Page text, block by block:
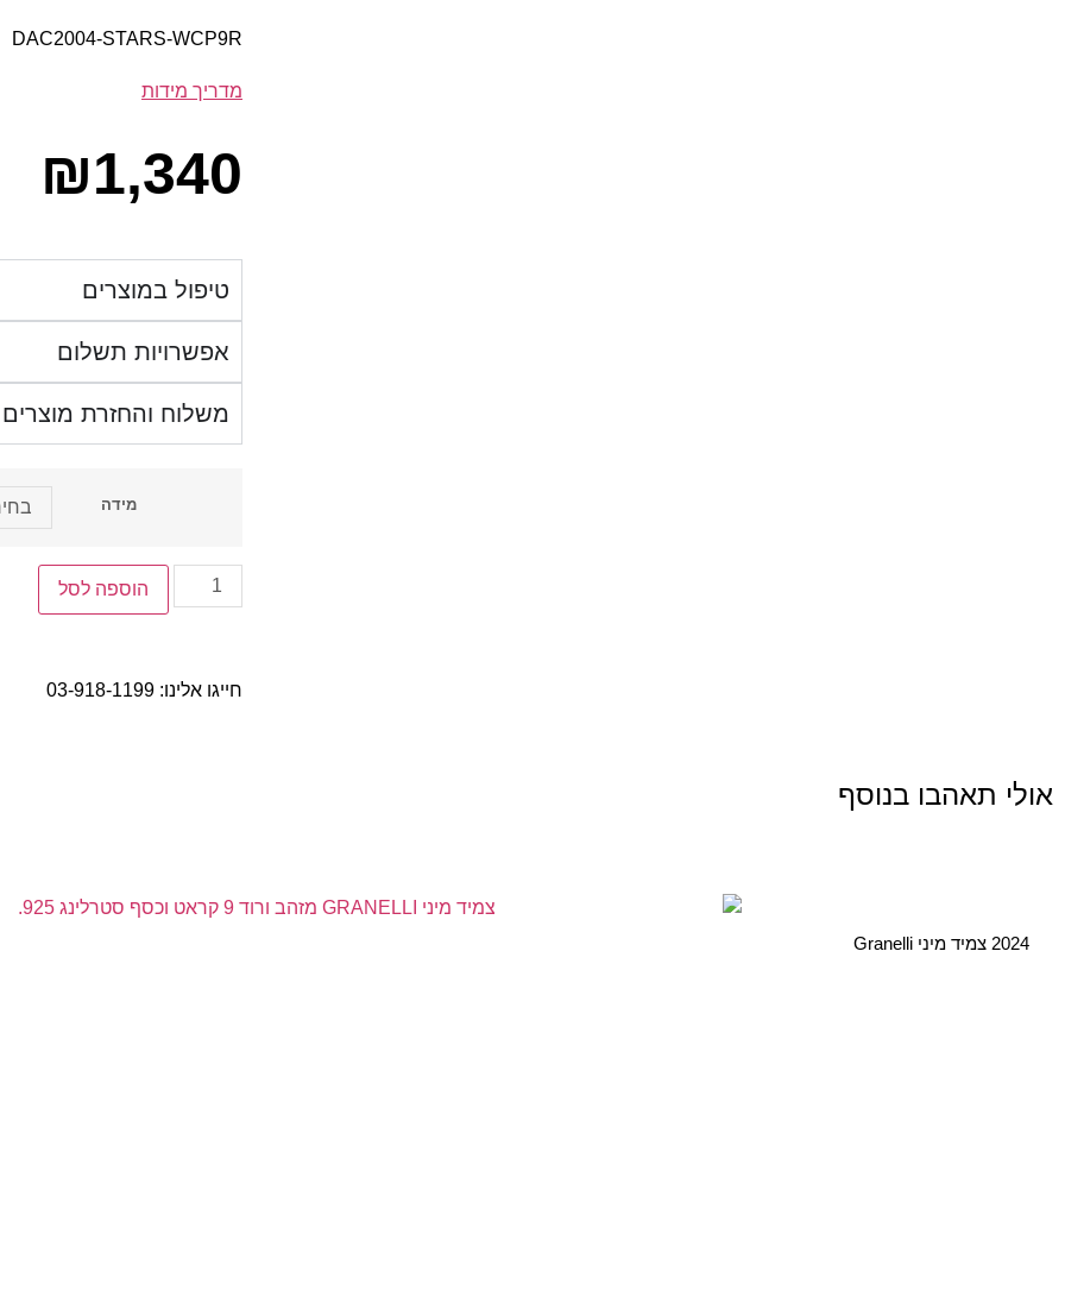
DAC2004-STARS-WCP9R
מדריך מידות
₪1,340
טיפול במוצרים
אפשרויות תשלום
משלוח והחזרת מוצרים
מידה
הוספה לסל
חייגו אלינו: 03-918-1199
אולי תאהבו בנוסף
2024 צמיד מיני Granelli